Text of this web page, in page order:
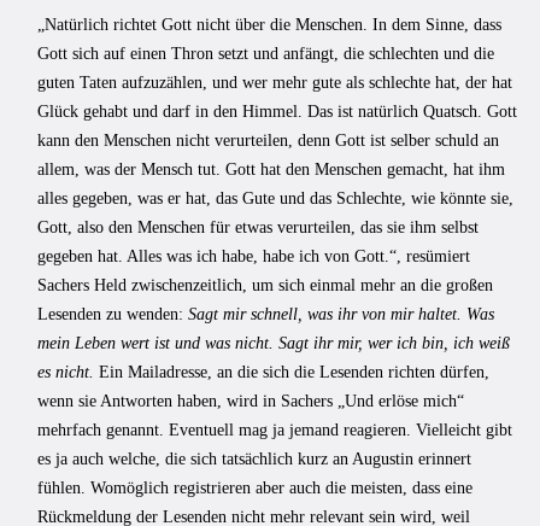
„Natürlich richtet Gott nicht über die Menschen. In dem Sinne, dass
Gott sich auf einen Thron setzt und anfängt, die schlechten und die
guten Taten aufzuzählen, und wer mehr gute als schlechte hat, der hat
Glück gehabt und darf in den Himmel. Das ist natürlich Quatsch. Gott
kann den Menschen nicht verurteilen, denn Gott ist selber schuld an
allem, was der Mensch tut. Gott hat den Menschen gemacht, hat ihm
alles gegeben, was er hat, das Gute und das Schlechte, wie könnte sie,
Gott, also den Menschen für etwas verurteilen, das sie ihm selbst
gegeben hat. Alles was ich habe, habe ich von Gott.“, resümiert
Sachers Held zwischenzeitlich, um sich einmal mehr an die großen
Lesenden zu wenden: Sagt mir schnell, was ihr von mir haltet. Was
mein Leben wert ist und was nicht. Sagt ihr mir, wer ich bin, ich weiß
es nicht. Ein Mailadresse, an die sich die Lesenden richten dürfen,
wenn sie Antworten haben, wird in Sachers „Und erlöse mich“
mehrfach genannt. Eventuell mag ja jemand reagieren. Vielleicht gibt
es ja auch welche, die sich tatsächlich kurz an Augustin erinnert
fühlen. Womöglich registrieren aber auch die meisten, dass eine
Rückmeldung der Lesenden nicht mehr relevant sein wird, weil